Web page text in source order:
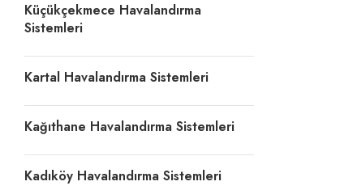
Küçükçekmece Havalandırma
Sistemleri
Kartal Havalandırma Sistemleri
Kağıthane Havalandırma Sistemleri
Kadıköy Havalandırma Sistemleri